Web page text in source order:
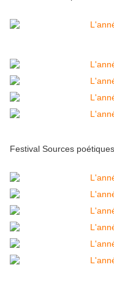
Festival Sources